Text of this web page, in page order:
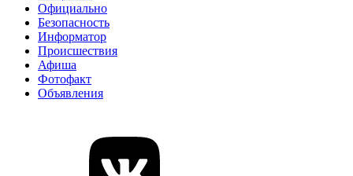
Официально
Безопасность
Информатор
Происшествия
Афиша
Фотофакт
Объявления